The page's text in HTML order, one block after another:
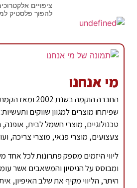
להפוך פלסטיק
מי אנחנו
החברה הוקמה בשנת
שפיתחו מוצרים למגוון שווקים
טכנולוגיים, מוצרי חשמל לבית, אופנה,
צעצועים, מוצרי פנאי, מוצרי צריכה,
ליווי היזמים מספק פתרונות לכל אחד
היתר, הליווי מקיף את שלב האיפיון,